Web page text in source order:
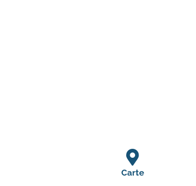
Carte